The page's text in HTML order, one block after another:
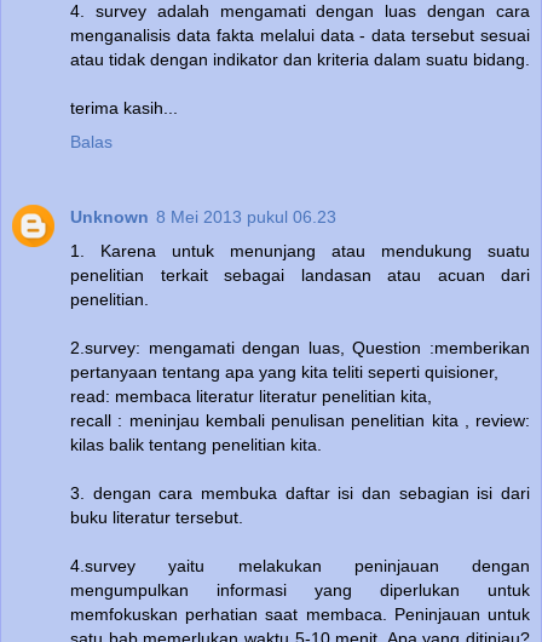
4. survey adalah mengamati dengan luas dengan cara
menganalisis data fakta melalui data - data tersebut sesuai
atau tidak dengan indikator dan kriteria dalam suatu bidang.
terima kasih...
Balas
Unknown 8 Mei 2013 pukul 06.23
1. Karena untuk menunjang atau mendukung suatu
penelitian terkait sebagai landasan atau acuan dari
penelitian.
2.survey: mengamati dengan luas, Question :memberikan
pertanyaan tentang apa yang kita teliti seperti quisioner,
read: membaca literatur literatur penelitian kita,
recall : meninjau kembali penulisan penelitian kita , review:
kilas balik tentang penelitian kita.
3. dengan cara membuka daftar isi dan sebagian isi dari
buku literatur tersebut.
4.survey yaitu melakukan peninjauan dengan
mengumpulkan informasi yang diperlukan untuk
memfokuskan perhatian saat membaca. Peninjauan untuk